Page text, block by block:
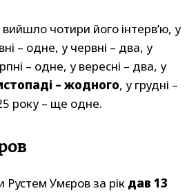
чотири його інтерв’ю, у
– одне, у червні – два, у
– одне, у вересні – два, у
– жодного, у грудні –
року – ще одне.
Рустем Умєров за рік дав 13